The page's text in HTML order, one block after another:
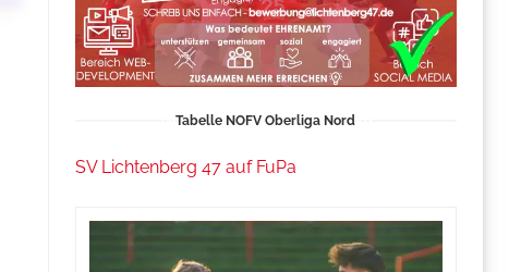
Tabelle NOFV Oberliga Nord
SV Lichtenberg 47 auf FuPa